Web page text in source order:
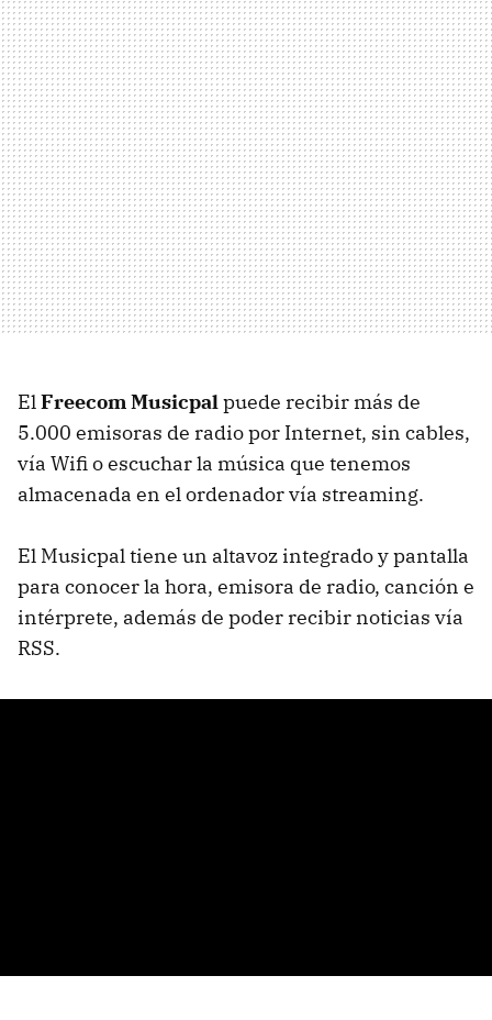
El Freecom Musicpal puede recibir más de
5.000 emisoras de radio por Internet, sin cables,
vía Wifi o escuchar la música que tenemos
almacenada en el ordenador vía streaming.
El Musicpal tiene un altavoz integrado y pantalla
para conocer la hora, emisora de radio, canción e
intérprete, además de poder recibir noticias vía
RSS.